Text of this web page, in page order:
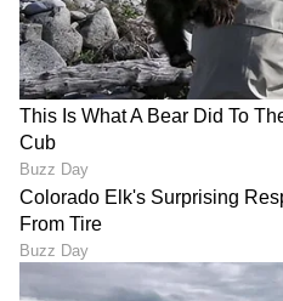
DOWNLOAD APP
RECOMMENDED STORIES